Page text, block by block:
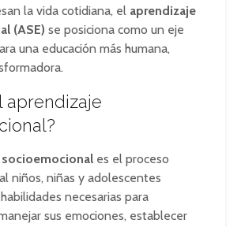
la vida cotidiana, el aprendizaje
(ASE) se posiciona como un eje
una educación más humana,
aprendizaje
es el proceso
niños, niñas y adolescentes
necesarias para
sus emociones, establecer